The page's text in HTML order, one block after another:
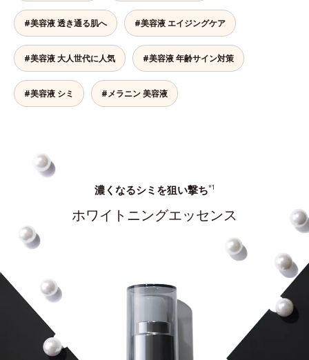
#美容液 透き通る肌へ #美容液 エイジングケア
#美容液 大人世代に人気 #美容液 年齢サイン対策
#美容液 シミ #メラニン 美容液
濃くなるシミを狙い撃ち*1
ホワイトニングエッセンス